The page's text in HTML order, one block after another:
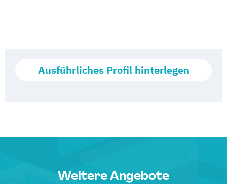
Ausführliches Profil hinterlegen
Weitere Angebote